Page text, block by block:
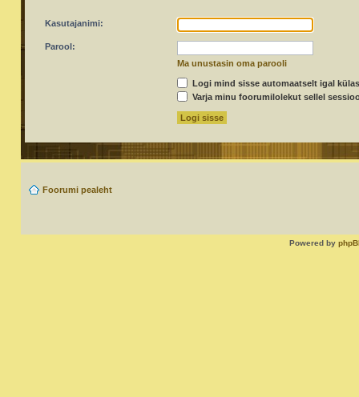
Kasutajanimi:
Parool:
Ma unustasin oma parooli
Logi mind sisse automaatselt igal
Varja minu foorumilolekut sellel
Foorumi pealeht
Powered by